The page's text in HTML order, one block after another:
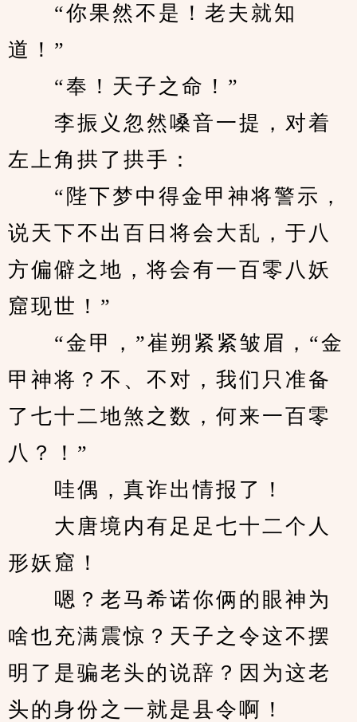
“你果然不是！老夫就知
道！”
“奉！天子之命！”
李振义忽然嗓音一提，对着
左上角拱了拱手：
“陛下梦中得金甲神将警示，
说天下不出百日将会大乱，于八
方偏僻之地，将会有一百零八妖
窟现世！”
“金甲，”崔朔紧紧皱眉，“金
甲神将？不、不对，我们只准备
了七十二地煞之数，何来一百零
八？！”
哇偶，真诈出情报了！
大唐境内有足足七十二个人
形妖窟！
嗯？老马希诺你俩的眼神为
啥也充满震惊？天子之令这不摆
明了是骗老头的说辞？因为这老
头的身份之一就是县令啊！